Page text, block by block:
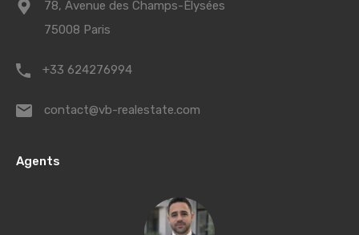
78, Avenue des Champs-Élysées
75008 Paris
+33 624276994
contact@vb-realestate.com
Agents